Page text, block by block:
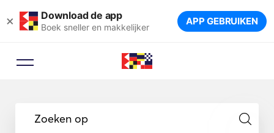
× Download de app
Boek sneller en makkelijker APP GEBRUIKEN
Zoeken op